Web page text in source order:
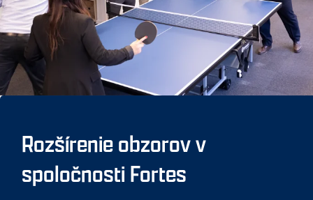
Rozšírenie obzorov v
spoločnosti Fortes